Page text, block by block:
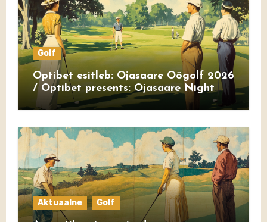
Golf
Optibet esitleb: Ojasaare Öögolf 2026
/ Optibet presents: Ojasaare Night
Golf 2026
Aktuaalne Golf